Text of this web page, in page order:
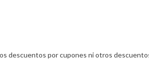
descuentos por cupones ni otros